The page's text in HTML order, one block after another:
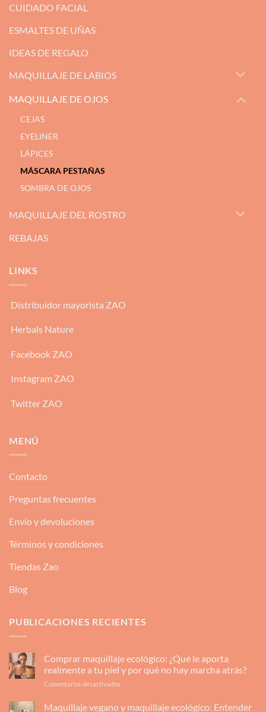
CUIDADO FACIAL
ESMALTES DE UÑAS
IDEAS DE REGALO
MAQUILLAJE DE LABIOS
MAQUILLAJE DE OJOS
CEJAS
EYELINER
LÁPICES
MÁSCARA PESTAÑAS
SOMBRA DE OJOS
MAQUILLAJE DEL ROSTRO
REBAJAS
LINKS
Distribuidor mayorista ZAO
Herbals Nature
Facebook ZAO
Instagram ZAO
Twitter ZAO
MENÚ
Contacto
Preguntas frecuentes
Envío y devoluciones
Términos y condiciones
Tiendas Zao
Blog
PUBLICACIONES RECIENTES
Comprar maquillaje ecológico: ¿Qué le aporta
realmente a tu piel y por qué no hay marcha atrás?
Comentarios desactivados
Maquillaje vegano y maquillaje ecológico: Entender